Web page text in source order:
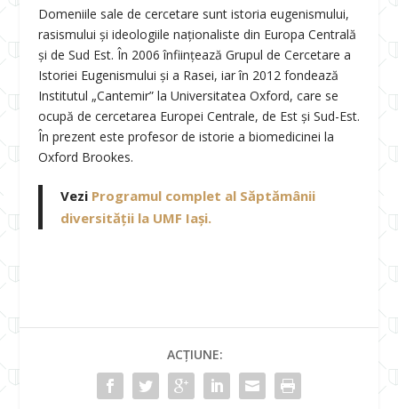
Domeniile sale de cercetare sunt istoria eugenismului,
rasismului și ideologiile naționaliste din Europa Centrală
și de Sud Est. În 2006 înfiinţează Grupul de Cercetare a
Istoriei Eugenismului şi a Rasei, iar în 2012 fondează
Institutul „Cantemir” la Universitatea Oxford, care se
ocupă de cercetarea Europei Centrale, de Est şi Sud-Est.
În prezent este profesor de istorie a biomedicinei la
Oxford Brookes.
Vezi Programul complet al Săptămânii
diversității la UMF Iași.
ACȚIUNE: